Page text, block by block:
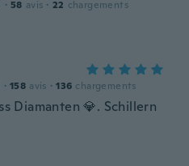
· 58 avis · 22 chargements
· 158 avis · 136 chargements
Diamanten 💎. Schillern